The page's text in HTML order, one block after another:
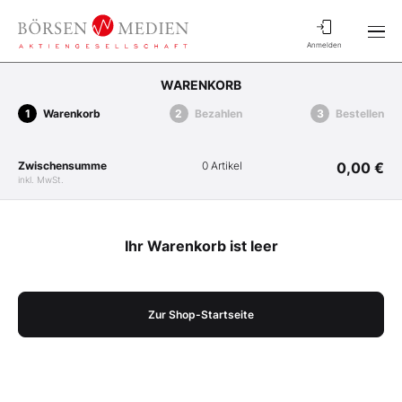
Anmelden
WARENKORB
Warenkorb Bezahlen Bestellen
Zwischensumme
inkl. MwSt.
0 Artikel 0,00 €
Ihr Warenkorb ist leer
Zur Shop-Startseite